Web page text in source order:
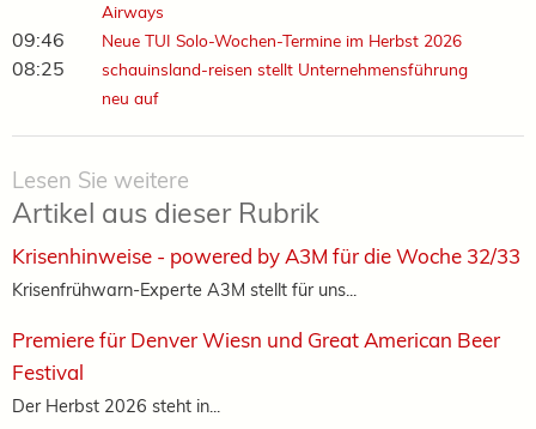
Airways
09:46 Neue TUI Solo-Wochen-Termine im Herbst 2026
08:25
schauinsland-reisen stellt Unternehmensführung
neu auf
Lesen Sie weitere
Artikel aus dieser Rubrik
Krisenhinweise - powered by A3M für die Woche 32/33
Krisenfrühwarn-Experte A3M stellt für uns...
Premiere für Denver Wiesn und Great American Beer
Festival
Der Herbst 2026 steht in...